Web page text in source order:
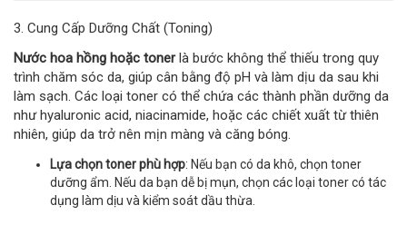
3. Cung Cấp Dưỡng Chất (Toning)
Nước hoa hồng hoặc tonerlà bước không thể thiếu trong quy
trình chăm sóc da, giúp cân bằng độ pH và làm dịu da sau khi
làm sạch. Các loại toner có thể chứa các thành phần dưỡng da
như hyaluronic acid, niacinamide, hoặc các chiết xuất từ thiên
nhiên, giúp da trở nên mịn màng và căng bóng.
Lựa chọn toner phù hợp: Nếu bạn có da khô, chọn toner
dưỡng ẩm. Nếu da bạn dễ bị mụn, chọn các loại toner có tác
dụng làm dịu và kiểm soát dầu thừa.